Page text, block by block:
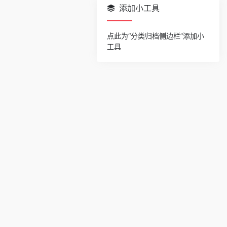
添加小工具
点此为“分类归档侧边栏”添加小
工具